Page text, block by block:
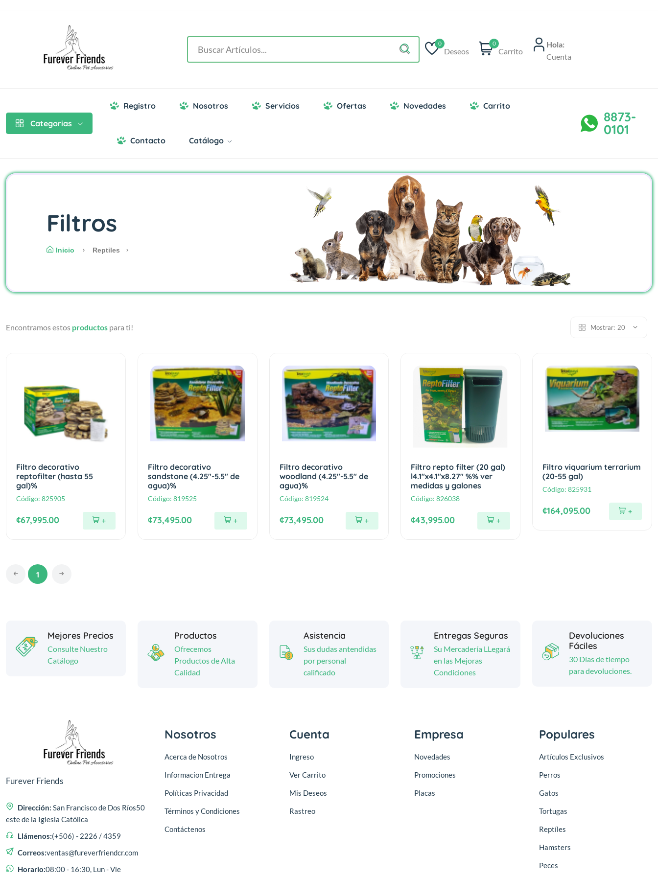
0
Deseos
0
Carrito
Hola:
Cuenta
Categorias
Registro Nosotros Servicios Ofertas Novedades Carrito
Contacto Catálogo
8873-
0101
Filtros
Inicio Reptiles
Encontramos estos productos para ti! Mostrar: 20
Filtro decorativo
reptofilter (hasta 55
gal)%
Código: 825905
¢67,995.00 +
Filtro decorativo
sandstone (4.25"-5.5" de
agua)%
Código: 819525
¢73,495.00 +
Filtro decorativo
woodland (4.25"-5.5" de
agua)%
Código: 819524
¢73,495.00 +
Filtro repto filter (20 gal)
l4.1"x4.1"x8.27" %% ver
medidas y galones
Código:826038
¢43,995.00 +
Filtro viquarium terrarium
(20-55 gal)
Código:825931
¢164,095.00 +
1
Mejores Precios
Consulte Nuestro
Catálogo
Productos
Ofrecemos
Productos de Alta
Calidad
Asistencia
Sus dudas antendidas
por personal
calificado
Entregas Seguras
Su Mercadería LLegará
en las Mejoras
Condiciones
Devoluciones
Fáciles
30 Días de tiempo
para devoluciones.
Furever Friends
Dirección: San Francisco de Dos Ríos50
este de la Iglesia Católica
Llámenos:(+506) - 2226 / 4359
Correos:ventas@fureverfriendcr.com
Horario:08:00 - 16:30, Lun - Vie
Nosotros
Acerca de Nosotros
Informacion Entrega
Políticas Privacidad
Términos y Condiciones
Contáctenos
Cuenta
Ingreso
Ver Carrito
Mis Deseos
Rastreo
Empresa
Novedades
Promociones
Placas
Populares
Artículos Exclusivos
Perros
Gatos
Tortugas
Reptíles
Hamsters
Peces